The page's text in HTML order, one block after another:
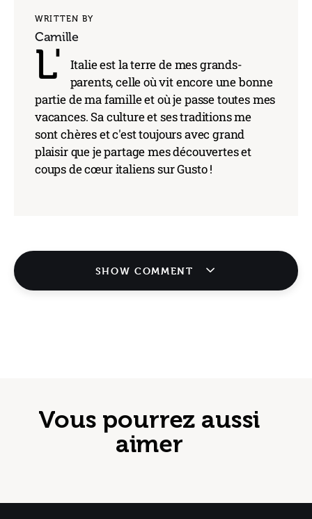
WRITTEN BY
Camille
L'
Italie est la terre de mes grands-
parents, celle où vit encore une bonne
partie de ma famille et où je passe toutes mes
vacances. Sa culture et ses traditions me
sont chères et c'est toujours avec grand
plaisir que je partage mes découvertes et
coups de cœur italiens sur Gusto !
SHOW COMMENT
Vous pourrez aussi
aimer